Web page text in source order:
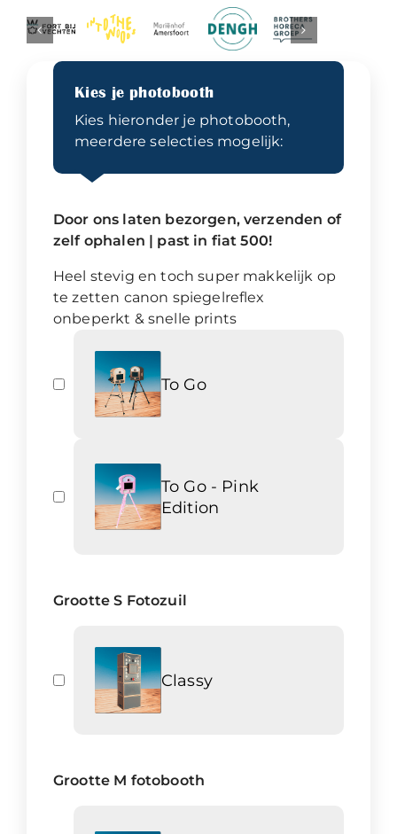
Kies je photobooth
Kies hieronder je photobooth,
meerdere selecties mogelijk:
Door ons laten bezorgen, verzenden of
zelf ophalen | past in fiat 500!
Heel stevig en toch super makkelijk op
te zetten canon spiegelreflex
onbeperkt & snelle prints
To Go
To Go - Pink
Edition
Grootte S Fotozuil
Classy
Grootte M fotobooth